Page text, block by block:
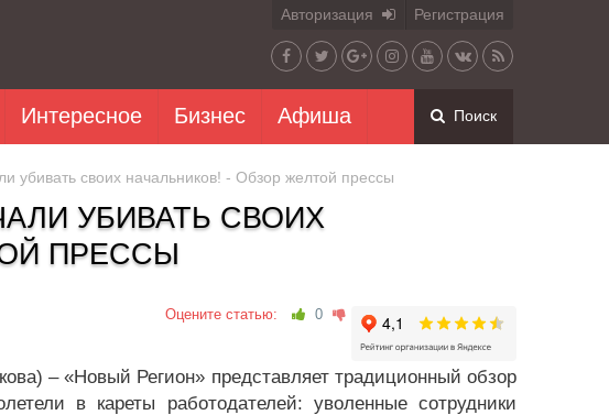
Авторизация Регистрация
Интересное Бизнес Афиша Поиск
убивать своих начальников! - Обзор желтой прессы
УБИВАТЬ СВОИХ
ПРЕССЫ
Оцените статью: 0
– «Новый Регион» представляет традиционный обзор
в кареты работодателей: уволенные сотрудники